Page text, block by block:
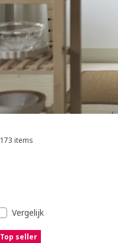
Sorteren en
173 items
Resultatenlijst
Vergelijk
Top seller